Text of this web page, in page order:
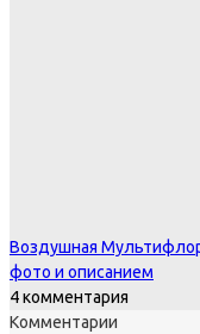
Воздушная
фото и описанием
4 комментария
Комментарии